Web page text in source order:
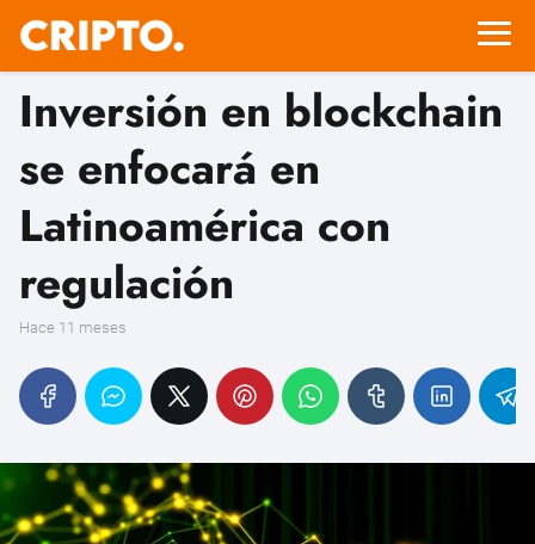
Inversión en blockchain
se enfocará en
Latinoamérica con
regulación
hace 11 meses